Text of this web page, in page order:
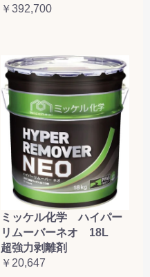
￥392,700
ミッケル化学 ハイパー
リムーバーネオ 18L
超強力剥離剤
￥20,647